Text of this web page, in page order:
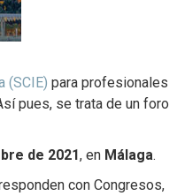
(SCIE) para profesionales
pues, se trata de un foro
de 2021, en Málaga.
con Congresos,